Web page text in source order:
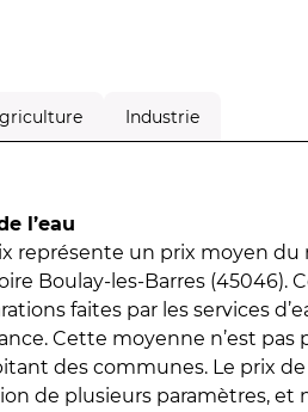
Industrie
l’eau
représente un prix moyen du
Boulay-les-Barres (45046).
faites par les services
Cette moyenne n’est
des communes. Le prix
de plusieurs paramètres, et